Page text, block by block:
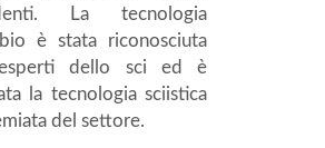
La tecnologia
è stata riconosciuta
dello sci ed è
la tecnologia sciistica
del settore.